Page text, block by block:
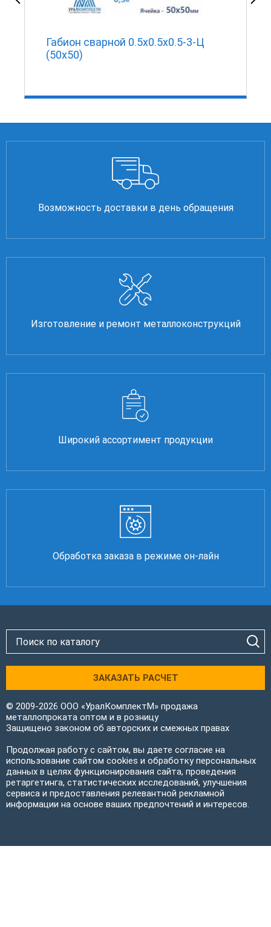
Габион сварной 0.5х0.5х0.5-3-Ц
(50х50)
Возможность доставки в день обращения
Изготовление и ремонт металлоконструкций
Широкий ассортимент продукции
Обработка заказа в режиме он-лайн
ЗАКАЗАТЬ РАСЧЕТ
© 2009-2026 ООО «УралКомплектМ» продажа
металлопроката оптом и в розницу
Защищено законом об авторских и смежных правах
Продолжая работу с сайтом, вы даете согласие на
использование сайтом cookies и обработку персональных
данных в целях функционирования сайта, проведения
ретаргетинга, статистических исследований, улучшения
сервиса и предоставления релевантной рекламной
информации на основе ваших предпочтений и интересов.